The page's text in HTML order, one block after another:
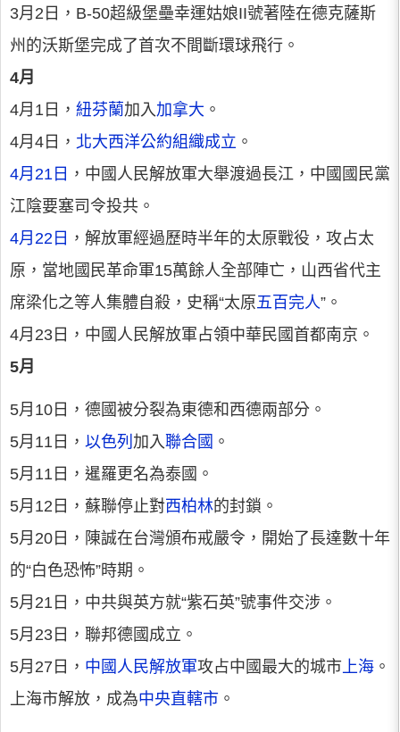
3月2日，B-50超級堡壘幸運姑娘II號著陸在德克薩斯
州的沃斯堡完成了首次不間斷環球飛行。
4月
4月1日， 紐芬蘭加入加拿大 。
4月4日， 北大西洋公約組織成立 。
4月21日 ，中國人民解放軍大舉渡過長江，中國國民黨
江陰要塞司令投共。
4月22日 ，解放軍經過歷時半年的太原戰役，攻占太
原，當地國民革命軍15萬餘人全部陣亡，山西省代主
席梁化之等人集體自殺，史稱“太原五百完人”。
4月23日，中國人民解放軍占領中華民國首都南京。
5月
5月10日，德國被分裂為東德和西德兩部分。
5月11日， 以色列 加入聯合國 。
5月11日，暹羅更名為泰國。
5月12日，蘇聯停止對西柏林的封鎖。
5月20日，陳誠在台灣頒布戒嚴令，開始了長達數十年
的“白色恐怖”時期。
5月21日，中共與英方就“紫石英”號事件交涉。
5月23日，聯邦德國成立。
5月27日， 中國人民解放軍攻占中國最大的城市上海 。
上海市解放，成為中央直轄市 。